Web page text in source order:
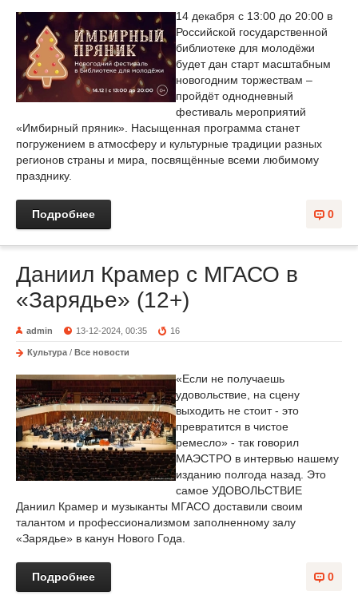
14 декабря с 13:00 до 20:00 в
Российской государственной
библиотеке для молодёжи
будет дан старт масштабным
новогодним торжествам –
пройдёт однодневный
фестиваль мероприятий
«Имбирный пряник». Насыщенная программа станет
погружением в атмосферу и культурные традиции разных
регионов страны и мира, посвящённые всеми любимому
празднику.
0
Подробнее
Даниил Крамер с МГАСО в
«Зарядье» (12+)
admin 13-12-2024, 00:35 16
Культура / Все новости
«Если не получаешь
удовольствие, на сцену
выходить не стоит - это
превратится в чистое
ремесло» - так говорил
МАЭСТРО в интервью нашему
изданию полгода назад. Это
самое УДОВОЛЬСТВИЕ
Даниил Крамер и музыканты МГАСО доставили своим
талантом и профессионализмом заполненному залу
«Зарядье» в канун Нового Года.
0
Подробнее